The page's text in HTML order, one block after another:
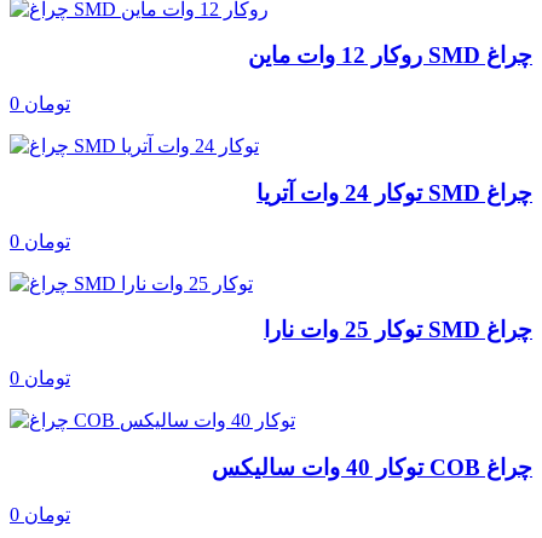
چراغ SMD روکار 12 وات ماین
0 تومان
چراغ SMD توکار 24 وات آتریا
0 تومان
چراغ SMD توکار 25 وات نارا
0 تومان
چراغ COB توکار 40 وات سالیکس
0 تومان